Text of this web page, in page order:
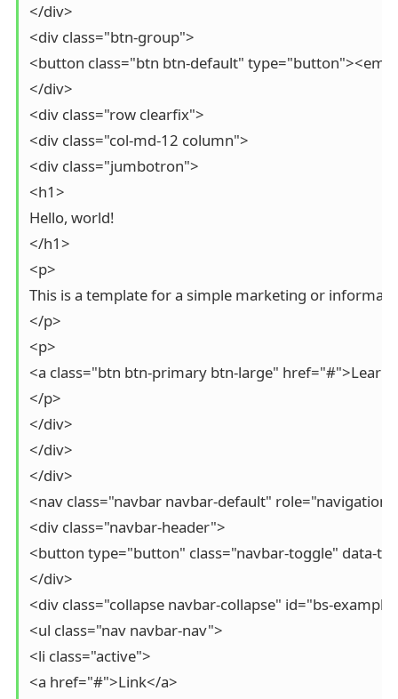
</div>
<div class="btn-group">
<button class="btn btn-default" type="button"><em
</div>
<div class="row clearfix">
<div class="col-md-12 column">
<div class="jumbotron">
<h1>
Hello, world!
</h1>
<p>
This is a template for a simple marketing or
</p>
<p>
<a class="btn btn-primary btn-large" href="#">Learn
</p>
</div>
</div>
</div>
<nav class="navbar navbar-default"
<div class="navbar-header">
<button type="button" class="navbar-toggle" data-
</div>
<div class="collapse navbar-collapse" id="bs-
<ul class="nav navbar-nav">
<li class="active">
<a href="#">Link</a>